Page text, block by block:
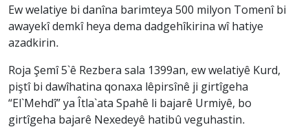
Ew welatiye bi danîna barimteya 500 milyon Tomenî bi
awayekî demkî heya dema dadgehîkirina wî hatiye
azadkirin.
Roja Şemî 5`ê Rezbera sala 1399an, ew welatiyê Kurd,
piştî bi dawîhatina qonaxa lêpirsînê ji girtîgeha
“El`Mehdî” ya Îtla`ata Spahê li bajarê Urmiyê, bo
girtîgeha bajarê Nexedeyê hatibû veguhastin.